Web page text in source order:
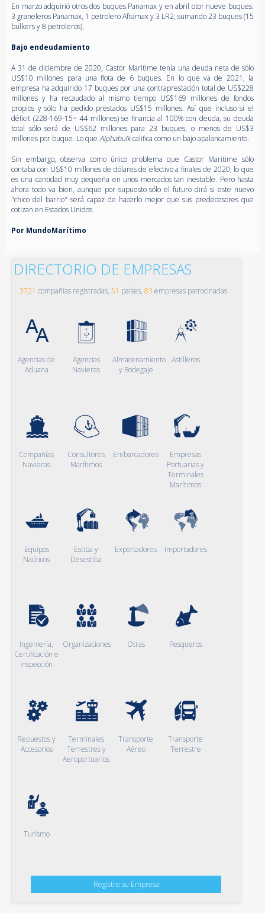
En marzo adquirió otros dos buques Panamax y en abril otor nueve buques:
3 graneleros Panamax, 1 petrolero Aframax y 3 LR2, sumando 23 buques (15
bulkers y 8 petroleros).
Bajo endeudamiento
A 31 de diciembre de 2020, Castor Maritime tenía una deuda neta de sólo
US$10 millones para una flota de 6 buques. En lo que va de 2021, la
empresa ha adquirido 17 buques por una contraprestación total de US$228
millones y ha recaudado al mismo tiempo US$169 millones de fondos
propios y sólo ha pedido prestados US$15 millones. Así que incluso si el
déficit (228-169-15= 44 millones) se financia al 100% con deuda, su deuda
total sólo será de US$62 millones para 23 buques, o menos de US$3
millones por buque. Lo que Alphabulkcalifica como un bajo apalancamiento.
Sin embargo, observa como único problema que Castor Maritime sólo
contaba con US$10 millones de dólares de efectivo a finales de 2020, lo que
es una cantidad muy pequeña en unos mercados tan inestable. Pero hasta
ahora todo va bien, aunque por supuesto sólo el futuro dirá si este nuevo
"chico del barrio" será capaz de hacerlo mejor que sus predecesores que
cotizan en Estados Unidos.
Por MundoMarítimo
DIRECTORIO DE EMPRESAS
3721 compañías registradas, 51 países, 83 empresas patrocinadas
Agencias de
Aduana
Agencias
Navieras
Almacenamiento
y Bodegaje
Astilleros
Compañías
Navieras
Consultores
Marítimos
Embarcadores
Empresas
Portuarias y
Terminales
Marítimos
Equipos
Naúticos
Estiba y
Desestiba
Exportadores Importadores
Ingeniería,
Certificación e
Inspección
Organizaciones Otras Pesqueros
Repuestos y
Accesorios
Terminales
Terrestres y
Aeroportuarios
Transporte
Aéreo
Transporte
Terrestre
Turismo
Registre su Empresa